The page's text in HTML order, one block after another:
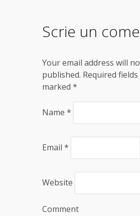
Scrie un
Your email address will
published. Required fields
marked *
Name *
Email *
Website
Comment